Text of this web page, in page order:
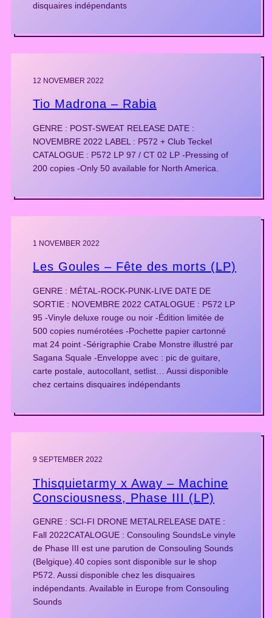
disquaires indépendants
12 NOVEMBER 2022
Tio Madrona – Rabia
GENRE : POST-SWEAT RELEASE DATE :
NOVEMBRE 2022 LABEL : P572 + Club Teckel
CATALOGUE : P572 LP 97 / CT 02 LP -Pressing of
200 copies -Only 50 available for North America.
1 NOVEMBER 2022
Les Goules – Fête des morts (LP)
GENRE : MÉTAL-ROCK-PUNK-LIVE DATE DE
SORTIE : NOVEMBRE 2022 CATALOGUE : P572 LP
95 -Vinyle deluxe rouge ou noir -Édition limitée de
500 copies numérotées -Pochette papier cartonné
mat 24 point -Sérigraphie Crabe Monstre illustré par
Sagana Squale -Enveloppe avec : pic de guitare,
carte postale, autocollant, setlist… Aussi disponible
chez certains disquaires indépendants
9 SEPTEMBER 2022
Thisquietarmy x Away – Machine
Consciousness, Phase III (LP)
GENRE : SCI-FI DRONE METALRELEASE DATE :
Fall 2022CATALOGUE : Consouling SoundsLe vinyle
de Phase III est une parution de Consouling Sounds
(Belgique).40 copies sont disponible sur le shop
P572. Aussi disponible chez les disquaires
indépendants. Available in Europe from Consouling
Sounds